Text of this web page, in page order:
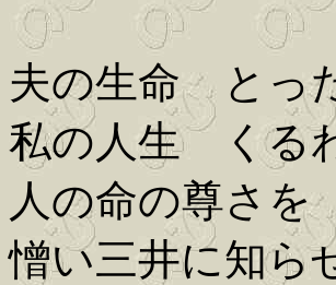
夫の生命 とっ
私の人生 くる
人の命の尊さを
憎い三井に知ら